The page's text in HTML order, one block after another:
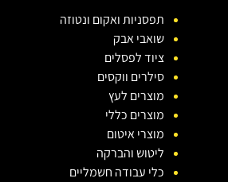
תפסניות ואקום ונטוזה
שואבי אבק
ציוד לפסלים
סילרים ווקסים
מוצרים לעץ
מוצרים כללי
מוצרי איטום
ליטוש והברקה
כלי עבודה חשמליים